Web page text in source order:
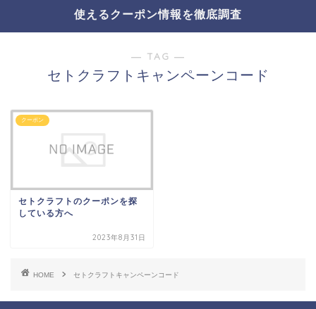
使えるクーポン情報を徹底調査
― TAG ―
セトクラフトキャンペーンコード
クーポン
セトクラフトのクーポンを探
している方へ
2023年8月31日
HOME セトクラフトキャンペーンコード